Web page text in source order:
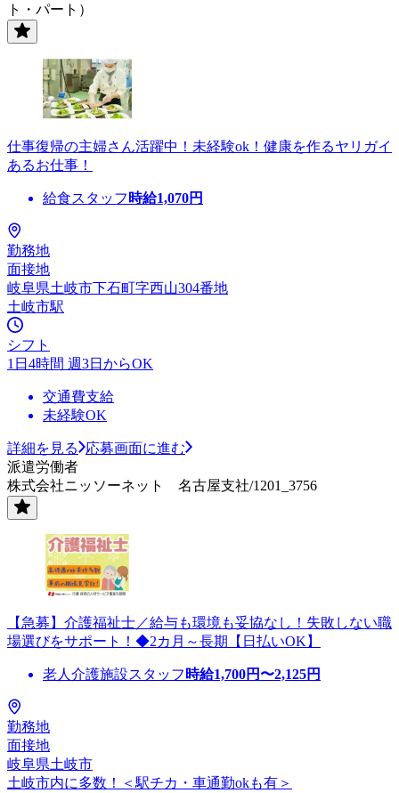
ト・パート）
仕事復帰の主婦さん活躍中！未経験ok！健康を作るヤリガイ
あるお仕事！
給食スタッフ 時給1,070円
勤務地
面接地
岐阜県土岐市下石町字西山304番地
土岐市駅
シフト
1日4時間 週3日からOK
交通費支給
未経験OK
詳細を見る
応募画面に進む
派遣労働者
株式会社ニッソーネット 名古屋支社/1201_3756
【急募】介護福祉士／給与も環境も妥協なし！失敗しない職
場選びをサポート！◆2カ月～長期【日払いOK】
老人介護施設スタッフ 時給1,700円〜2,125円
勤務地
面接地
岐阜県土岐市
土岐市内に多数！＜駅チカ・車通勤okも有＞